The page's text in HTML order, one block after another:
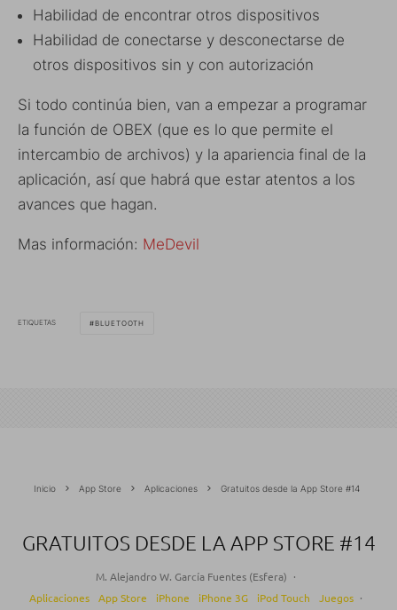
Habilidad de encontrar otros dispositivos
Habilidad de conectarse y desconectarse de
otros dispositivos sin y con autorización
Si todo continúa bien, van a empezar a programar
la función de OBEX (que es lo que permite el
intercambio de archivos) y la apariencia final de la
aplicación, así que habrá que estar atentos a los
avances que hagan.
Mas información: MeDevil
ETIQUETAS BLUETOOTH
Inicio App Store Aplicaciones Gratuitos desde la App Store #14
GRATUITOS DESDE LA APP STORE #14
M. Alejandro W. García Fuentes (Esfera) ·
Aplicaciones
App Store iPhone iPhone 3G iPod Touch Juegos ·